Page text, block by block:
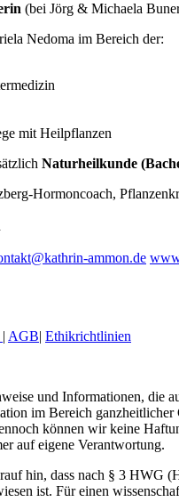
(bei Jörg & Michaela
Nedoma im Bereich der:
mit Heilpflanzen
Naturheilkunde
ammon.de
AGB Ethikrichtlinien
und Informationen, die
im Bereich
können wir keine
auf eigene Verantwortung.
hin, dass nach § 3 HWG
ist. Für einen